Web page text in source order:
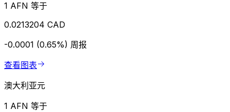
1 AFN 等于
0.0213204 CAD
-0.0001 (0.65%) 周报
查看图表
澳大利亚元
1 AFN 等于